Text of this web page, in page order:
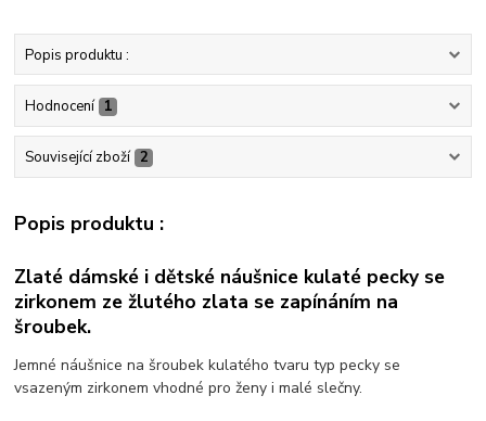
Popis produktu :
Hodnocení 1
Související zboží 2
Popis produktu :
Zlaté dámské i dětské náušnice kulaté pecky se
zirkonem ze žlutého zlata se zapínáním na
šroubek.
Jemné náušnice na šroubek kulatého tvaru typ pecky se
vsazeným zirkonem vhodné pro ženy i malé slečny.